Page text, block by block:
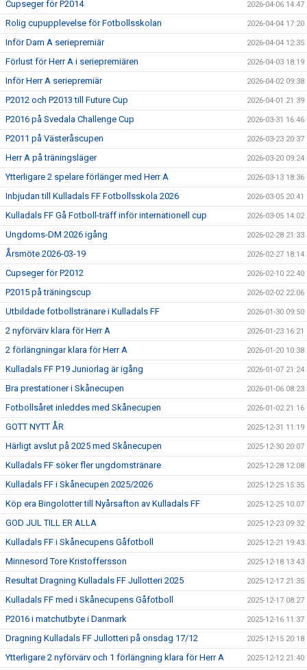
Cupseger för P2014 2026-04-06 14:47
Rolig cupupplevelse för Fotbollsskolan 2026-04-04 17:20
Inför Dam A seriepremiär 2026-04-04 12:35
Förlust för Herr A i seriepremiären 2026-04-03 18:19
Inför Herr A seriepremiär 2026-04-02 09:38
P2012 och P2013 till Future Cup 2026-04-01 21:39
P2016 på Svedala Challenge Cup 2026-03-31 16:46
P2011 på Västeråscupen 2026-03-23 20:37
Herr A på träningsläger 2026-03-20 09:24
Ytterligare 2 spelare förlänger med Herr A 2026-03-13 18:36
Inbjudan till Kulladals FF Fotbollsskola 2026 2026-03-05 20:41
Kulladals FF Gå Fotboll-träff inför internationell cup 2026-03-05 14:02
Ungdoms-DM 2026 igång 2026-02-28 21:33
Årsmöte 2026-03-19 2026-02-27 18:14
Cupseger för P2012 2026-02-10 22:40
P2015 på träningscup 2026-02-02 22:06
Utbildade fotbollstränare i Kulladals FF 2026-01-30 09:50
2 nyförvärv klara för Herr A 2026-01-23 16:21
2 förlängningar klara för Herr A 2026-01-20 10:38
Kulladals FF P19 Juniorlag är igång 2026-01-07 21:24
Bra prestationer i Skånecupen 2026-01-06 08:23
Fotbollsåret inleddes med Skånecupen 2026-01-02 21:16
GOTT NYTT ÅR 2025-12-31 11:19
Härligt avslut på 2025 med Skånecupen 2025-12-30 20:07
Kulladals FF söker fler ungdomstränare 2025-12-28 12:08
Kulladals FF i Skånecupen 2025/2026 2025-12-25 15:35
Köp era Bingolotter till Nyårsafton av Kulladals FF 2025-12-25 10:07
GOD JUL TILL ER ALLA 2025-12-23 09:32
Kulladals FF i Skånecupens Gåfotboll 2025-12-21 19:43
Minnesord Tore Kristoffersson 2025-12-18 13:43
Resultat Dragning Kulladals FF Jullotteri 2025 2025-12-17 21:35
Kulladals FF med i Skånecupens Gåfotboll 2025-12-17 08:27
P2016 i matchutbyte i Danmark 2025-12-16 11:37
Dragning Kulladals FF Jullotteri på onsdag 17/12 2025-12-15 20:18
Ytterligare 2 nyförvärv och 1 förlängning klara för Herr A 2025-12-12 21:40